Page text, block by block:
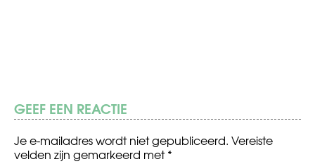
GEEF EEN REACTIE
Je e-mailadres wordt niet gepubliceerd. Vereiste
velden zijn gemarkeerd met*